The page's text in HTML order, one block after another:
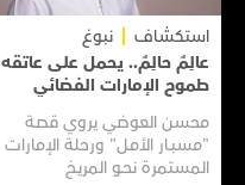
استكشاف
نبوغ
عالِمٌ حالِمٌ.. يحمل على عاتقه
طموح الإمارات الفضائي
محسن العوضي يروي قصـة
"مسبـار الأمـل" ورحلة الإمارات
المستمرة نحـو المريـخ